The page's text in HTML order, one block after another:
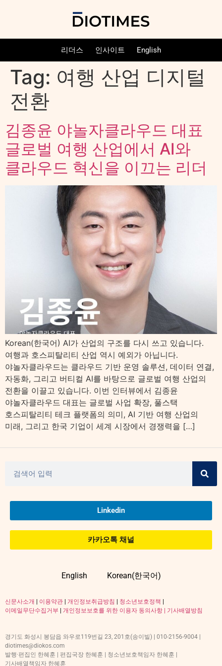
리더스 인사이트 English
Tag: 여행 산업 디지털
전환
김종윤 야놀자클라우드 대표
글로벌 여행 산업에서 AI와
클라우드 혁신을 이끄는 리더
Korean(한국어) AI가 산업의 구조를 다시 쓰고 있습니다.
여행과 호스피탈리티 산업 역시 예외가 아닙니다.
야놀자클라우드는 클라우드 기반 운영 솔루션, 데이터 연결,
자동화, 그리고 버티컬 AI를 바탕으로 글로벌 여행 산업의
전환을 이끌고 있습니다. 이번 인터뷰에서 김종윤
야놀자클라우드 대표는 글로벌 사업 확장, 풀스택
호스피탈리티 테크 플랫폼의 의미, AI 기반 여행 산업의
미래, 그리고 한국 기업이 세계 시장에서 경쟁력을 […]
Linkedin
카카오톡 채널
English Korean(한국어)
신문사소개 이용약관 개인정보취급방침 청소년보호정책
이메일무단수집거부
개인정보보호를 위한 이용자 동의사항 | 기사배열방침
경기도 화성시 봉담읍 와우로119번길 23, 201호(송이빌) | 010-2156-9004 |
diotimes@diokos.com
발행·편집인 한혜훈 | 편집국장 한혜훈 | 청소년보호책임자 한혜훈 |
기사배열책임자 한혜훈